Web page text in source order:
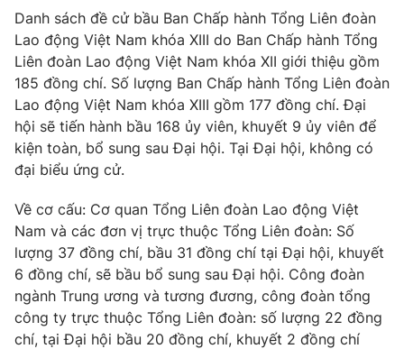
Chất lượng cuộc sống
Tuyển sinh
Học trực tuyến
Công nghệ
Hitech Công nghệ tương lai
Sản phẩm
Thị trường
Tư vấn
Giao lưu trực tuyến
Lịch phát sóng
Emagazine Podcast
Photo Infographic
Video Shorts video
Danh sách đề cử bầu Ban Chấp hành Tổng Liên đoàn
Lao động Việt Nam khóa XIII do Ban Chấp hành Tổng
Liên đoàn Lao động Việt Nam khóa XII giới thiệu gồm
185 đồng chí. Số lượng Ban Chấp hành Tổng Liên đoàn
Lao động Việt Nam khóa XIII gồm 177 đồng chí. Đại
hội sẽ tiến hành bầu 168 ủy viên, khuyết 9 ủy viên để
kiện toàn, bổ sung sau Đại hội. Tại Đại hội, không có
đại biểu ứng cử.
Về cơ cấu: Cơ quan Tổng Liên đoàn Lao động Việt
Nam và các đơn vị trực thuộc Tổng Liên đoàn: Số
lượng 37 đồng chí, bầu 31 đồng chí tại Đại hội, khuyết
6 đồng chí, sẽ bầu bổ sung sau Đại hội. Công đoàn
ngành Trung ương và tương đương, công đoàn tổng
công ty trực thuộc Tổng Liên đoàn: số lượng 22 đồng
chí, tại Đại hội bầu 20 đồng chí, khuyết 2 đồng chí